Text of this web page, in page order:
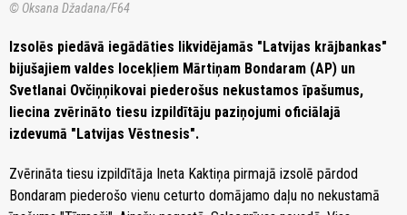
© Oksana Džadana/F64
Izsolēs piedāvā iegādāties likvidējamās "Latvijas krājbankas"
bijušajiem valdes locekļiem Mārtiņam Bondaram (AP) un
Svetlanai Ovčiņņikovai piederošus nekustamos īpašumus,
liecina zvērināto tiesu izpildītāju paziņojumi oficiālajā
izdevumā "Latvijas Vēstnesis".
Zvērināta tiesu izpildītāja Ineta Kaktiņa pirmajā izsolē pārdod
Bondaram piederošo vienu ceturto domājamo daļu no nekustamā